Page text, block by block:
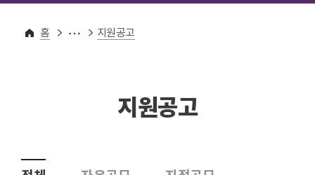
홈
알림마당 지원공고
지원공고